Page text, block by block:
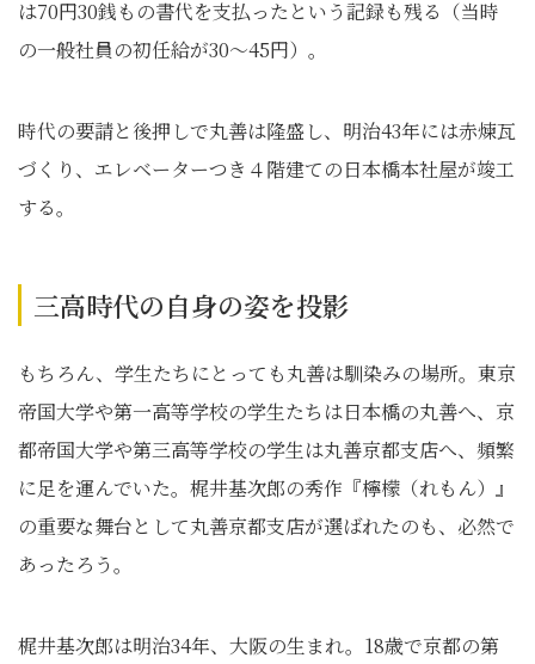
は70円30銭もの書代を支払ったという記録も残る（当時
の一般社員の初任給が30～45円）。
時代の要請と後押しで丸善は隆盛し、明治43年には赤煉瓦
づくり、エレベーターつき４階建ての日本橋本社屋が竣工
する。
三高時代の自身の姿を投影
もちろん、学生たちにとっても丸善は馴染みの場所。東京
帝国大学や第一高等学校の学生たちは日本橋の丸善へ、京
都帝国大学や第三高等学校の学生は丸善京都支店へ、頻繁
に足を運んでいた。梶井基次郎の秀作『檸檬（れもん）』
の重要な舞台として丸善京都支店が選ばれたのも、必然で
あったろう。
梶井基次郎は明治34年、大阪の生まれ。18歳で京都の第